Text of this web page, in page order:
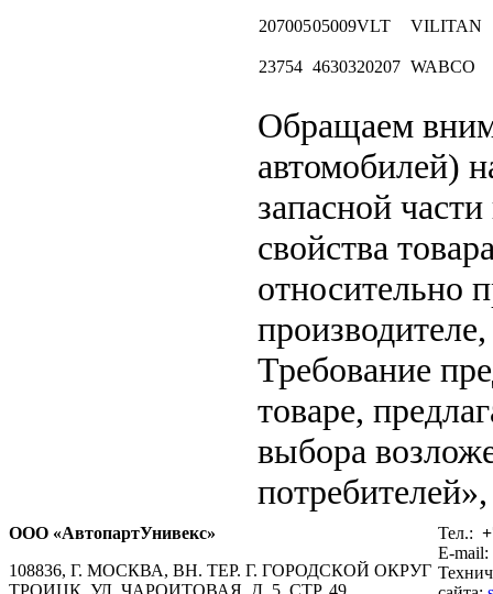
20700505009VLT VILITAN
23754 4630320207 WABCO
Обращаем
автомобилей)
запасной
свойства
относительно
Требование
товаре,
выбора
ООО «АвтопартУнивекс»
108836, Г. МОСКВА, ВН. ТЕР. Г. ГОРОДСКОЙ ОКРУГ
ТРОИЦК, УЛ. ЧАРОИТОВАЯ, Д. 5, СТР. 49
Тел.:
E-mail: